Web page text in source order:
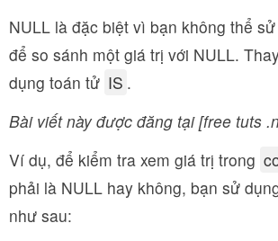
NULL là đặc biệt vì bạn không thể
để so sánh một giá trị với NULL.
dụng toán tử IS .
Bài viết này được đăng tại [free tuts
Ví dụ, để kiểm tra xem giá trị trong
phải là NULL hay không, bạn sử
như sau: